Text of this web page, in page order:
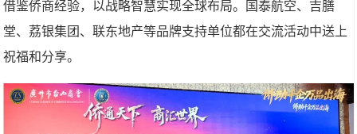
借鉴侨商经验，以战略智慧实现全球布局。国泰航空、吉膳
堂、荔银集团、联东地产等品牌支持单位都在交流活动中送上
祝福和分享。